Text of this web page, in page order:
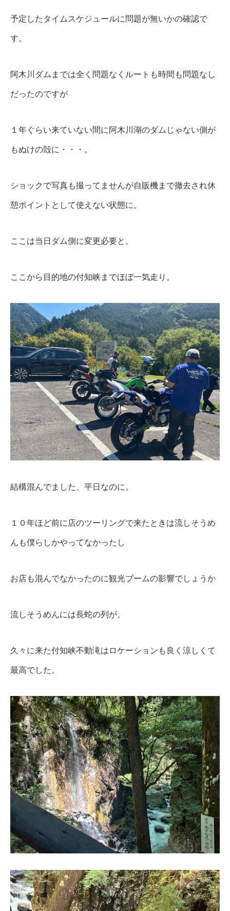
予定したタイムスケジュールに問題が無いかの確認で
す。
阿木川ダムまでは全く問題なくルートも時間も問題なし
だったのですが
１年ぐらい来ていない間に阿木川湖のダムじゃない側が
もぬけの殻に・・・。
ショックで写真も撮ってませんが自販機まで撤去され休
憩ポイントとして使えない状態に。
ここは当日ダム側に変更必要と。
ここから目的地の付知峡までほぼ一気走り。
結構混んでました、平日なのに。
１０年ほど前に店のツーリングで来たときは流しそうめ
んも僕らしかやってなかったし
お店も混んでなかったのに観光ブームの影響でしょうか
流しそうめんには長蛇の列が。
久々に来た付知峡不動滝はロケーションも良く涼しくて
最高でした。